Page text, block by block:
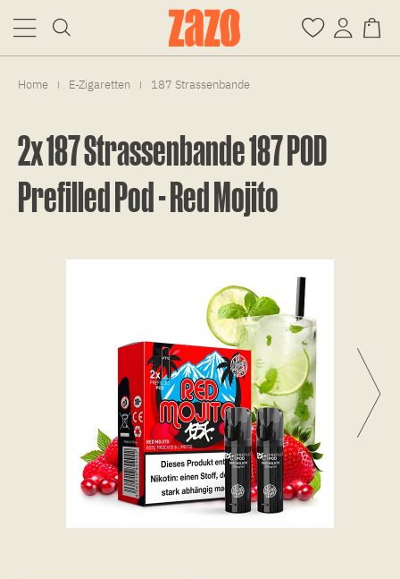
Home | E-Zigaretten | 187 Strassenbande
2x 187 Strassenbande 187 POD
Prefilled Pod - Red Mojito